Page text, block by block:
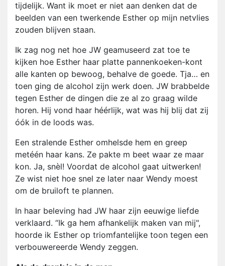
tijdelijk. Want ik moet er niet aan denken dat de
beelden van een twerkende Esther op mijn netvlies
zouden blijven staan.
Ik zag nog net hoe JW geamuseerd zat toe te
kijken hoe Esther haar platte pannenkoeken-kont
alle kanten op bewoog, behalve de goede. Tja… en
toen ging de alcohol zijn werk doen. JW brabbelde
tegen Esther de dingen die ze al zo graag wilde
horen. Hij vond haar héérlijk, wat was hij blij dat zij
óók in de loods was.
Een stralende Esther omhelsde hem en greep
metéén haar kans. Ze pakte m beet waar ze maar
kon. Ja, snèl! Voordat de alcohol gaat uitwerken!
Ze wist niet hoe snel ze later naar Wendy moest
om de bruiloft te plannen.
In haar beleving had JW haar zijn eeuwige liefde
verklaard. “Ik ga hem afhankelijk maken van mij",
hoorde ik Esther op triomfantelijke toon tegen een
verbouwereerde Wendy zeggen.